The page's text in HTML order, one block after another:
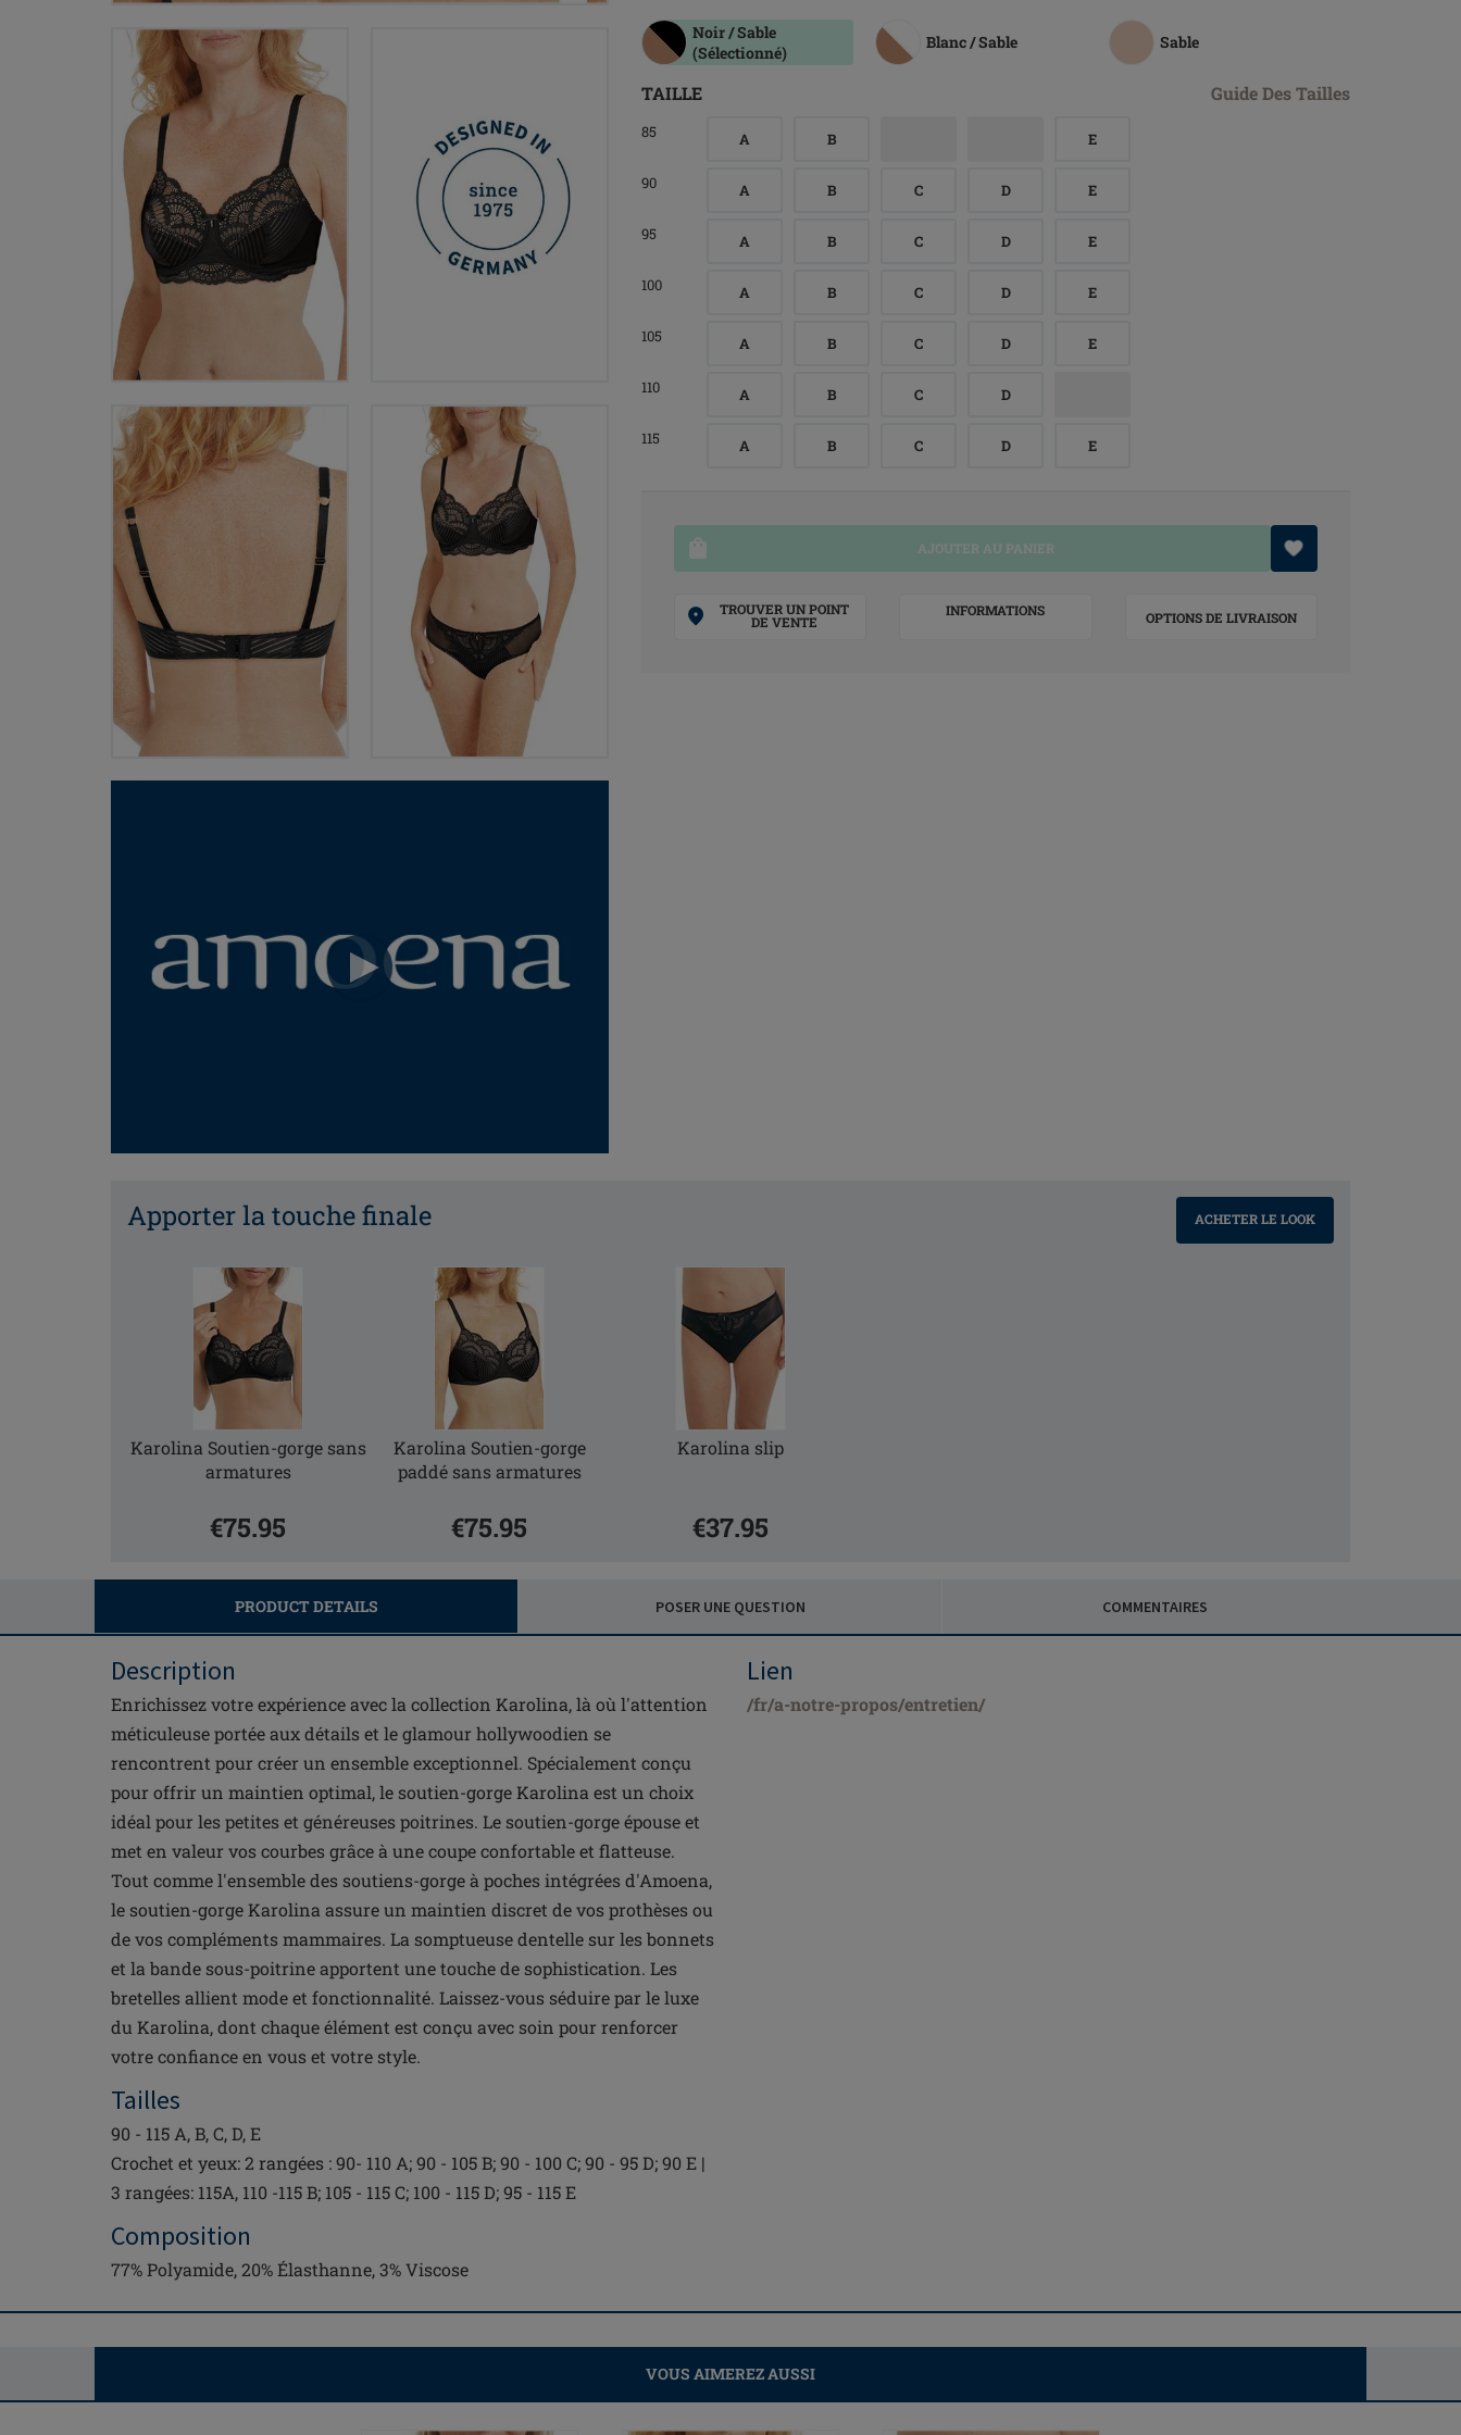
Noir / Sable
(Sélectionné)
Blanc / Sable Sable
TAILLE Guide Des Tailles
85 A B E
90 A B C D E
95 A B C D E
100 A B C D E
105 A B C D E
110 A B C D
115 A B C D E
AJOUTER AU PANIER
TROUVER UN POINT
DE VENTE
INFORMATIONS OPTIONS DE LIVRAISON
Apporter la touche finale
Karolina Soutien-gorge sans
armatures
€75.95
Karolina Soutien-gorge
paddé sans armatures
€75.95
Karolina slip
€37.95
ACHETER LE LOOK
PRODUCT DETAILS POSER UNE QUESTION COMMENTAIRES
Description
Enrichissez votre expérience avec la collection Karolina, là où l'attention
méticuleuse portée aux détails et le glamour hollywoodien se
rencontrent pour créer un ensemble exceptionnel. Spécialement conçu
pour offrir un maintien optimal, le soutien-gorge Karolina est un choix
idéal pour les petites et généreuses poitrines. Le soutien-gorge épouse et
met en valeur vos courbes grâce à une coupe confortable et flatteuse.
Tout comme l'ensemble des soutiens-gorge à poches intégrées d'Amoena,
le soutien-gorge Karolina assure un maintien discret de vos prothèses ou
de vos compléments mammaires. La somptueuse dentelle sur les bonnets
et la bande sous-poitrine apportent une touche de sophistication. Les
bretelles allient mode et fonctionnalité. Laissez-vous séduire par le luxe
du Karolina, dont chaque élément est conçu avec soin pour renforcer
votre confiance en vous et votre style.
Tailles
90 - 115 A, B, C, D, E
Crochet et yeux: 2 rangées : 90- 110 A; 90 - 105 B; 90 - 100 C; 90 - 95 D; 90 E |
3 rangées: 115A, 110 -115 B; 105 - 115 C; 100 - 115 D; 95 - 115 E
Composition
77% Polyamide, 20% Élasthanne, 3% Viscose
Lien
/fr/a-notre-propos/entretien/
VOUS AIMEREZ AUSSI